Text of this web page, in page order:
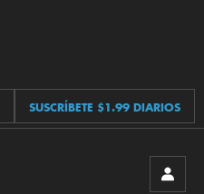
SUSCRÍBETE $1.99 DIARIOS